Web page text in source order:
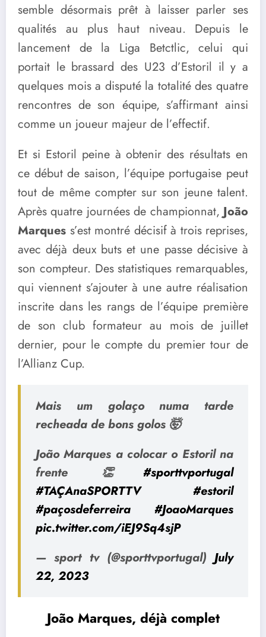
semble désormais prêt à laisser parler ses
qualités au plus haut niveau. Depuis le
lancement de la Liga Betctlic, celui qui
portait le brassard des U23 d’Estoril il y a
quelques mois a disputé la totalité des quatre
rencontres de son équipe, s’affirmant ainsi
comme un joueur majeur de l’effectif.
Et si Estoril peine à obtenir des résultats en
ce début de saison, l’équipe portugaise peut
tout de même compter sur son jeune talent.
Après quatre journées de championnat, João
Marques s’est montré décisif à trois reprises,
avec déjà deux buts et une passe décisive à
son compteur. Des statistiques remarquables,
qui viennent s’ajouter à une autre réalisation
inscrite dans les rangs de l’équipe première
de son club formateur au mois de juillet
dernier, pour le compte du premier tour de
l’Allianz Cup.
Mais um golaço numa tarde
recheada de bons golos 🤯
João Marques a colocar o Estoril na
frente 👏 #sporttvportugal
#TAÇAnaSPORTTV
#estoril
#paçosdeferreira
#JoaoMarques
pic.twitter.com/iEJ9Sq4sjP
— sport tv (@sporttvportugal)July
22, 2023
João Marques, déjà complet